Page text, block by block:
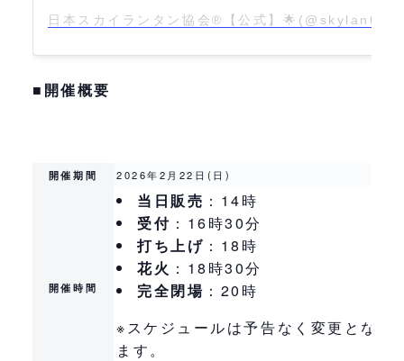
日本スカイランタン協会®【公式】
■開催概要
開催期間 2026年2月22日(日)
開催時間
当日販売 ：14時
受付 ：16時30分
打ち上げ ：18時
花火 ：18時30分
完全閉場 ：20時
※スケジュールは予告なく変更となる
ます。